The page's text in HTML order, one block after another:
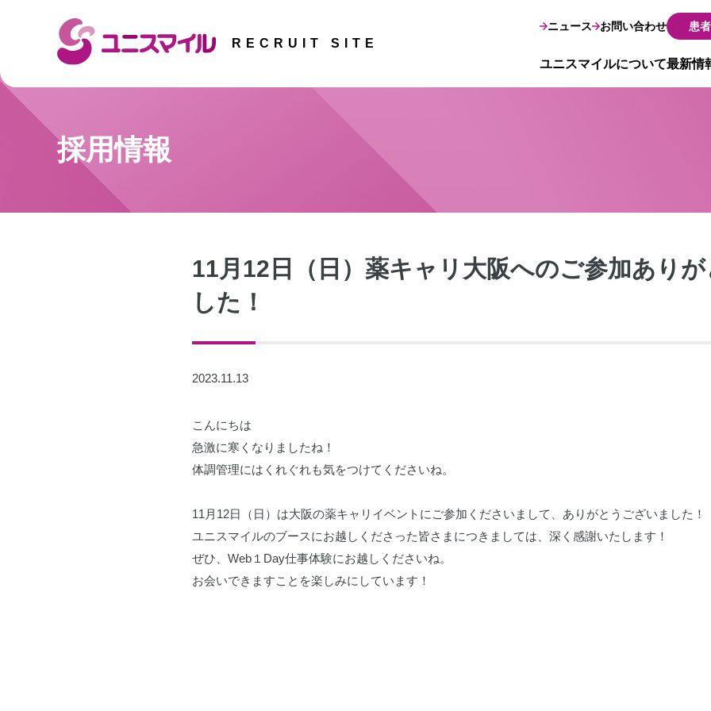
RECRUIT SITE
ニュース お問い合わせ 患
ユニスマイルについて最新情
採用情報
11月12日（日）薬キャリ大阪へのご参加あり
した！
2023.11.13
こんにちは
急激に寒くなりましたね！
体調管理にはくれぐれも気をつけてくださいね。
11月12日（日）は大阪の薬キャリイベントにご参加くださいまして、ありがとうございました！
ユニスマイルのブースにお越しくださった皆さまにつきましては、深く感謝いたします！
ぜひ、Web１Day仕事体験にお越しくださいね。
お会いできますことを楽しみにしています！